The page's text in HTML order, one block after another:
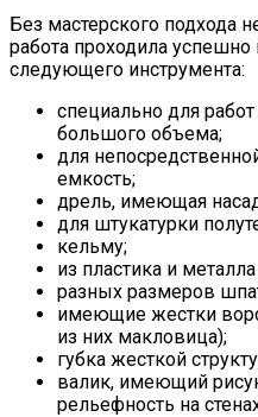
Без мастерского подхода
работа проходила
следующего инструмента:
специально для
большого объема;
для
емкость;
дрель, имеющая
для штукатурки
кельму;
из пластика и
разных размеров
имеющие жестки
из них макловица);
губка жесткой
валик, имеющий
рельефность на